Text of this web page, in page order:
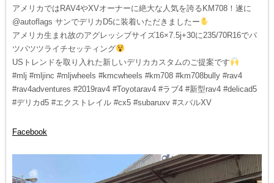
アメリカではRAV4やXVオーナーに絶大な人気を誇るKM708！遂に
@autoflags サンでデリカD5に装着いただきましたー
アメリカ生まれ故のアグレッシブサイズ16×7.5j+30に235/70R16でパ
ツパツツライチセッティング
USトレンドを取り入れた新しいデリカカスタムのご提案です
#mlj #mljinc #mljwheels #kmcwheels #km708 #km708bully #rav4
#rav4adventures #2019rav4 #Toyotarav4 #ラブ4 #新型rav4 #delicad5
#デリカd5 #エクストレイル #cx5 #subaruxv #スバルXV
Facebook